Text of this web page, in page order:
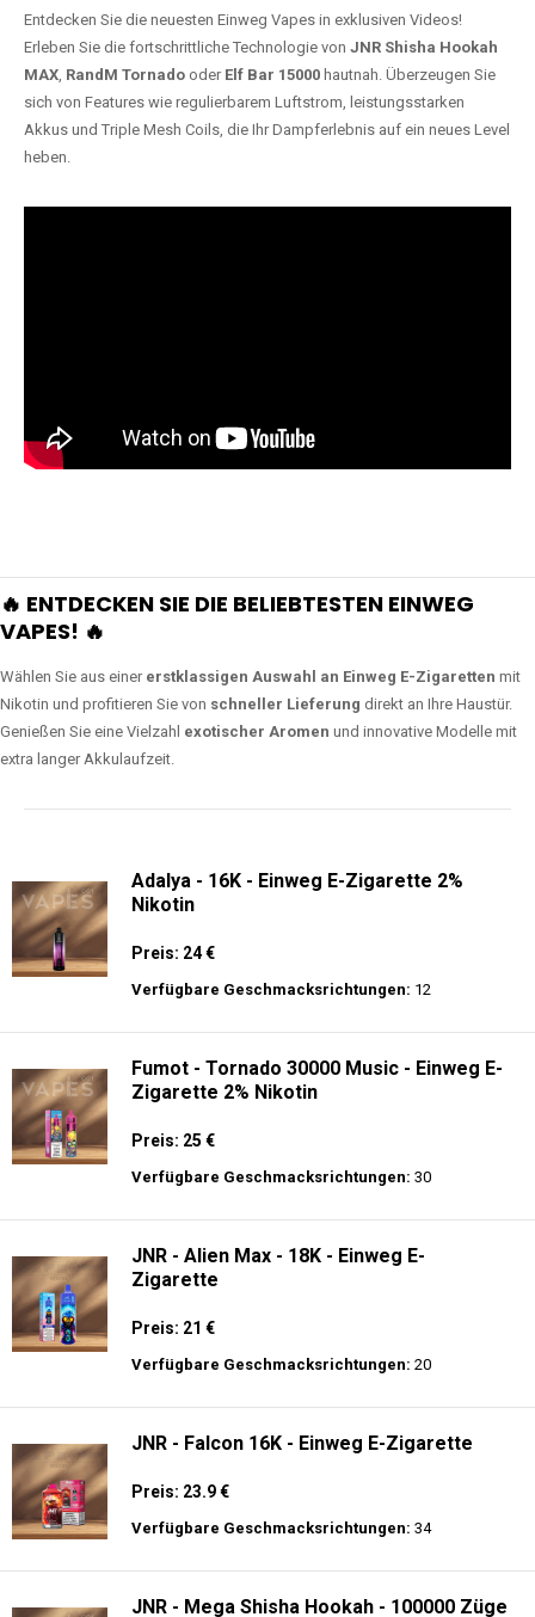
Entdecken Sie die neuesten Einweg Vapes in exklusiven Videos!
Erleben Sie die fortschrittliche Technologie von JNR Shisha Hookah
MAX, RandM Tornado oder Elf Bar 15000 hautnah. Überzeugen Sie
sich von Features wie regulierbarem Luftstrom, leistungsstarken
Akkus und Triple Mesh Coils, die Ihr Dampferlebnis auf ein neues Level
heben.
🔥 ENTDECKEN SIE DIE BELIEBTESTEN EINWEG
VAPES! 🔥
Wählen Sie aus einer erstklassigen Auswahl an Einweg E-Zigaretten mit
Nikotin und profitieren Sie von schneller Lieferung direkt an Ihre Haustür.
Genießen Sie eine Vielzahl exotischer Aromen und innovative Modelle mit
extra langer Akkulaufzeit.
Adalya - 16K - Einweg E-Zigarette 2%
Nikotin
Preis: 24 €
Verfügbare Geschmacksrichtungen: 12
Fumot - Tornado 30000 Music - Einweg E-
Zigarette 2% Nikotin
Preis: 25 €
Verfügbare Geschmacksrichtungen: 30
JNR - Alien Max - 18K - Einweg E-
Zigarette
Preis: 21 €
Verfügbare Geschmacksrichtungen: 20
JNR - Falcon 16K - Einweg E-Zigarette
Preis: 23.9 €
Verfügbare Geschmacksrichtungen: 34
JNR - Mega Shisha Hookah - 100000 Züge